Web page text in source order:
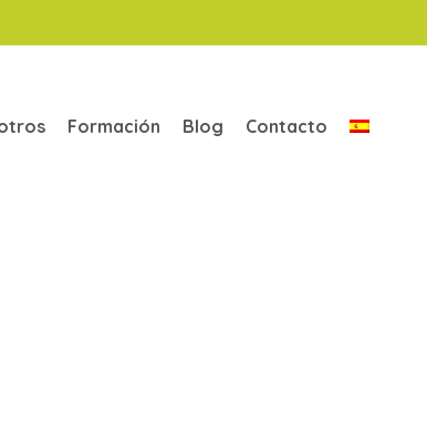
Formación Blog Contacto